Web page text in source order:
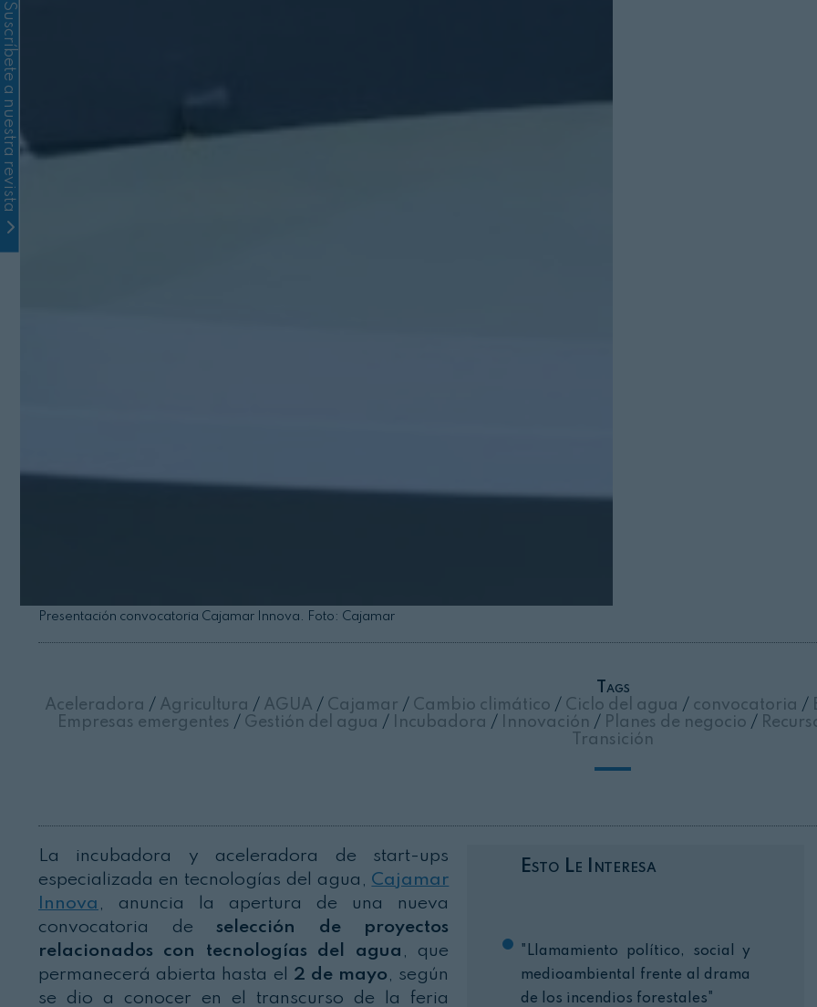
Presentación convocatoria Cajamar Innova. Foto: Cajamar
Tags
Aceleradora / Agricultura / AGUA / Cajamar / Cambio climático / Ciclo del agua / convocatoria /
Empresas emergentes / Gestión del agua / Incubadora / Innovación / Planes de negocio /
Transición
Esto Le Interesa
"Llamamiento político, social y
medioambiental frente al drama
de los incendios forestales"
La incubadora y aceleradora de start-ups
especializada en tecnologías del agua, Cajamar
Innova , anuncia la apertura de una nueva
convocatoria deselección de proyectos
relacionados con tecnologías del agua , que
permanecerá abierta hasta el 2 de mayo , según
se dio a conocer en el transcurso de la feria
Suscríbete a nuestra revista